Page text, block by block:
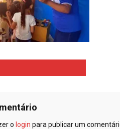
o login para publicar um